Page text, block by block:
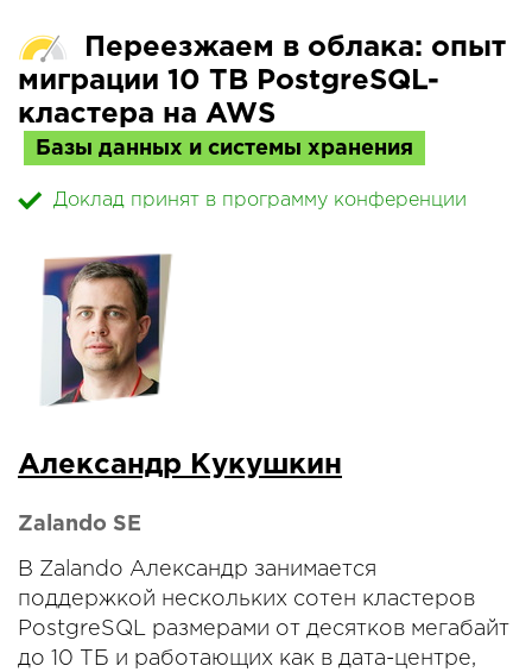
Переезжаем в облака: опыт
миграции 10 TB PostgreSQL-
кластера на AWS
Базы данных и системы хранения
Доклад принят в программу конференции
Александр Кукушкин
Zalando SE
В Zalando Александр занимается
поддержкой нескольких сотен кластеров
PostgreSQL размерами от десятков мегабайт
до 10 ТБ и работающих как в дата-центре,